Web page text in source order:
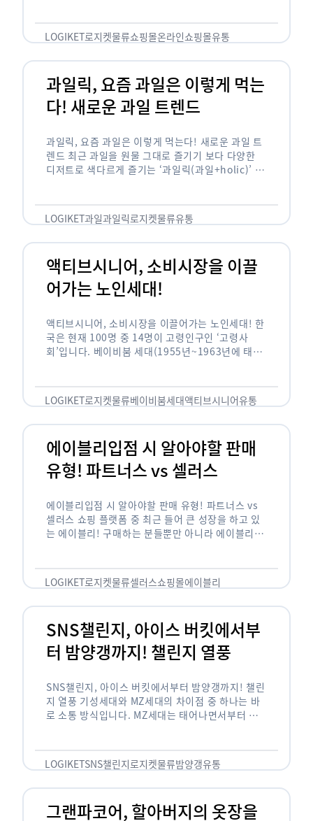
LOGIKET로지켓물류쇼핑몰온라인쇼핑몰유통
과일릭, 요즘 과일은 이렇게 먹는
다! 새로운 과일 트렌드
과일릭, 요즘 과일은 이렇게 먹는다! 새로운 과일 트
렌드 최근 과일을 원물 그대로 즐기기 보다 다양한
디저트로 색다르게 즐기는 ‘과일릭(과일+holic)’ 트
…
LOGIKET과일과일릭로지켓물류유통
액티브시니어, 소비시장을 이끌
어가는 노인세대!
액티브시니어, 소비시장을 이끌어가는 노인세대! 한
국은 현재 100명 중 14명이 고령인구인 ‘고령사
회’입니다. 베이비붐 세대(1955년~1963년에 태어
오고 있습니다. 하지만 사회가 늙어가는 …
LOGIKET로지켓물류베이비붐세대액티브시니어유통
에이블리입점 시 알아야할 판매
유형! 파트너스 vs 셀러스
에이블리입점 시 알아야할 판매 유형! 파트너스 vs
셀러스 쇼핑 플랫폼 중 최근 들어 큰 성장을 하고 있
는 에이블리! 구매하는 분들뿐만 아니라 에이블리에
LOGIKET로지켓물류셀러스쇼핑몰에이블리
SNS챌린지, 아이스 버킷에서부
터 밤양갱까지! 챌린지 열풍
SNS챌린지, 아이스 버킷에서부터 밤양갱까지! 챌린
지 열풍 기성세대와 MZ세대의 차이점 중 하나는 바
로 소통 방식입니다. MZ세대는 태어나면서부터 디
도 능숙한 …
LOGIKETSNS챌린지로지켓물류밤양갱유통
그랜파코어, 할아버지의 옷장을